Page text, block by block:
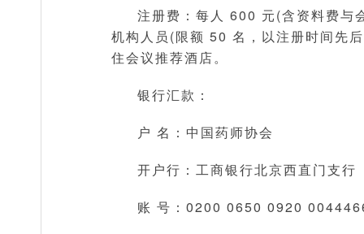
注册费：每人 600 元(含资料费与
机构人员(限额 50 名，以注册时间先
住会议推荐酒店。
银行汇款：
户 名：中国药师协会
开户行：工商银行北京西直门支行
账 号：0200 0650 0920